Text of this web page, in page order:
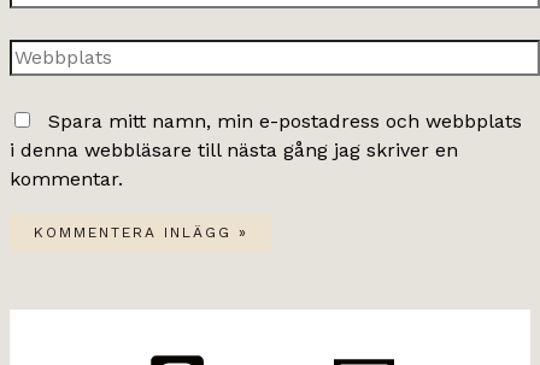
post*
Webbplats
Spara mitt namn, min e-postadress och webbplats
i denna webbläsare till nästa gång jag skriver en
kommentar.